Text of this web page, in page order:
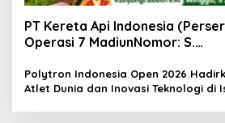
PT Kereta Api Indonesia
Operasi 7 MadiunNomor: S.
Polytron Indonesia Open 2026
Atlet Dunia dan Inovasi Teknologi di